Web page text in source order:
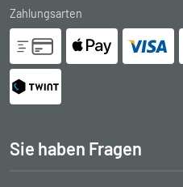
Zahlungsarten
Sie haben Fragen